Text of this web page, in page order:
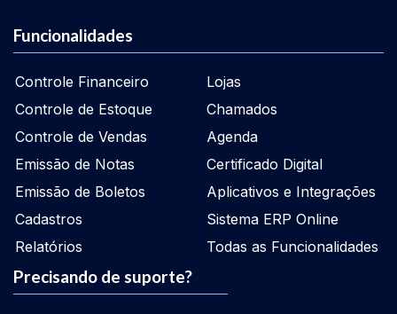
Funcionalidades
Controle Financeiro
Controle de Estoque
Controle de Vendas
Emissão de Notas
Emissão de Boletos
Cadastros
Relatórios
Lojas
Chamados
Agenda
Certificado Digital
Aplicativos e Integrações
Sistema ERP Online
Todas as Funcionalidades
Precisando de suporte?